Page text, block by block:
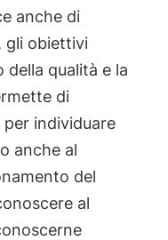
anche di
gli obiettivi
della qualità e la
di
per individuare
anche al
del
al